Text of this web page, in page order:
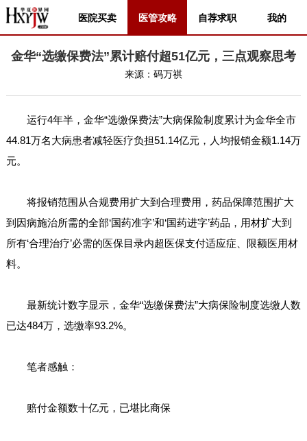
医院买卖 医管攻略 自荐求职 我的
金华“选缴保费法”累计赔付超51亿元，三点观察思考
来源： 码万祺
运行4年半，金华“选缴保费法”大病保险制度累计为金华全市
44.81万名大病患者减轻医疗负担51.14亿元，人均报销金额1.14万
元。
将报销范围从合规费用扩大到合理费用，药品保障范围扩大
到因病施治所需的全部‘国药准字’和‘国药进字’药品，用材扩大到
所有‘合理治疗’必需的医保目录内超医保支付适应症、限额医用材
料。
最新统计数字显示，金华“选缴保费法”大病保险制度选缴人数
已达484万，选缴率93.2%。
笔者感触：
赔付金额数十亿元，已堪比商保